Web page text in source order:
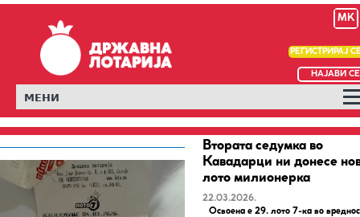
MK
РЕГИСТРИРАЈ
НАЈАВИ СЕ
МЕНИ
Втората седумка во
Кавадарци ни донесе
лото милионерка
22.03.2026.
Освоена е 29. лото 7-ка во